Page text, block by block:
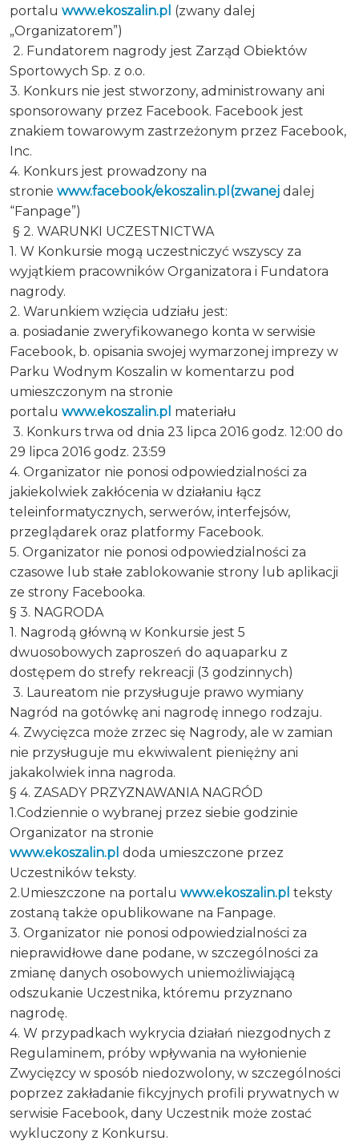
portalu www.ekoszalin.pl (zwany dalej
„Organizatorem”)
2. Fundatorem nagrody jest Zarząd Obiektów
Sportowych Sp. z o.o.
3. Konkurs nie jest stworzony, administrowany ani
sponsorowany przez Facebook. Facebook jest
znakiem towarowym zastrzeżonym przez Facebook,
Inc.
4. Konkurs jest prowadzony na
stronie www.facebook/ekoszalin.pl(zwanej dalej
“Fanpage”)
§ 2. WARUNKI UCZESTNICTWA
1. W Konkursie mogą uczestniczyć wszyscy za
wyjątkiem pracowników Organizatora i Fundatora
nagrody.
2. Warunkiem wzięcia udziału jest:
a. posiadanie zweryfikowanego konta w serwisie
Facebook, b. opisania swojej wymarzonej imprezy w
Parku Wodnym Koszalin w komentarzu pod
umieszczonym na stronie
portalu www.ekoszalin.pl materiału
3. Konkurs trwa od dnia 23 lipca 2016 godz. 12:00 do
29 lipca 2016 godz. 23:59
4. Organizator nie ponosi odpowiedzialności za
jakiekolwiek zakłócenia w działaniu łącz
teleinformatycznych, serwerów, interfejsów,
przeglądarek oraz platformy Facebook.
5. Organizator nie ponosi odpowiedzialności za
czasowe lub stałe zablokowanie strony lub aplikacji
ze strony Facebooka.
§ 3. NAGRODA
1. Nagrodą główną w Konkursie jest 5
dwuosobowych zaproszeń do aquaparku z
dostępem do strefy rekreacji (3 godzinnych)
3. Laureatom nie przysługuje prawo wymiany
Nagród na gotówkę ani nagrodę innego rodzaju.
4. Zwycięzca może zrzec się Nagrody, ale w zamian
nie przysługuje mu ekwiwalent pieniężny ani
jakakolwiek inna nagroda.
§ 4. ZASADY PRZYZNAWANIA NAGRÓD
1.Codziennie o wybranej przez siebie godzinie
Organizator na stronie
www.ekoszalin.pl doda umieszczone przez
Uczestników teksty.
2.Umieszczone na portalu www.ekoszalin.pl teksty
zostaną także opublikowane na Fanpage.
3. Organizator nie ponosi odpowiedzialności za
nieprawidłowe dane podane, w szczególności za
zmianę danych osobowych uniemożliwiającą
odszukanie Uczestnika, któremu przyznano
nagrodę.
4. W przypadkach wykrycia działań niezgodnych z
Regulaminem, próby wpływania na wyłonienie
Zwycięzcy w sposób niedozwolony, w szczególności
poprzez zakładanie fikcyjnych profili prywatnych w
serwisie Facebook, dany Uczestnik może zostać
wykluczony z Konkursu.